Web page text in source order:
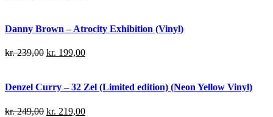
Danny Brown – Atrocity Exhibition (Vinyl)
kr.239,00 kr. 199,00
Denzel Curry – 32 Zel (Limited edition) (Neon Yellow Vinyl)
kr.249,00 kr. 219,00